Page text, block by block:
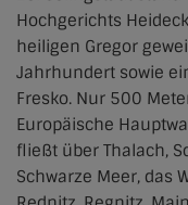
Hochgerichts
heiligen Gregor
Jahrhundert sowie
Fresko. Nur 500
Europäische
fließt über Thalach,
Schwarze Meer, das